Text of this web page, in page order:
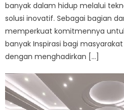
banyak dalam hidup melalui
solusi inovatif. Sebagai bagian
memperkuat komitmennya
banyak Inspirasi bagi
dengan menghadirkan […]